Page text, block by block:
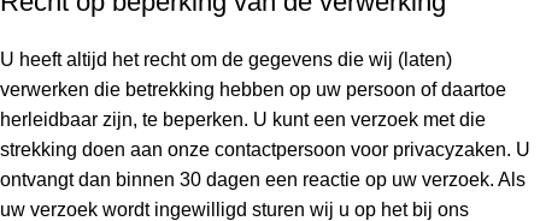
U heeft altijd het recht om de gegevens die wij (laten)
verwerken die betrekking hebben op uw persoon of daartoe
herleidbaar zijn, te beperken. U kunt een verzoek met die
strekking doen aan onze contactpersoon voor privacyzaken. U
ontvangt dan binnen 30 dagen een reactie op uw verzoek. Als
uw verzoek wordt ingewilligd sturen wij u op het bij ons